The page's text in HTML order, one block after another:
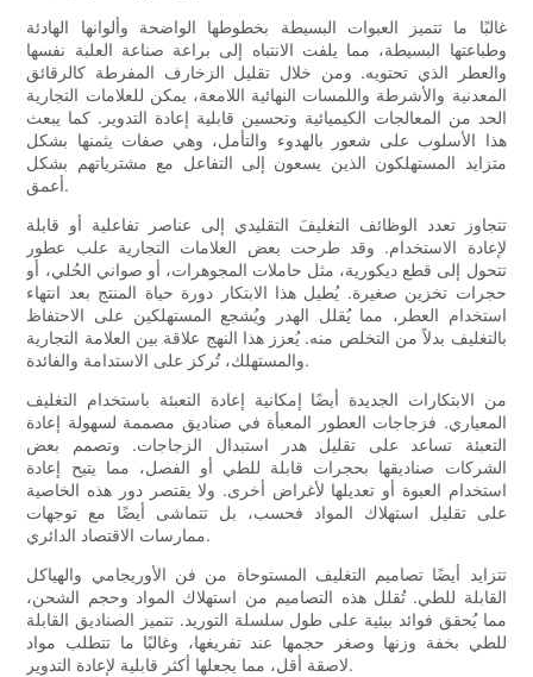
غالبًا ما تتميز العبوات البسيطة بخطوطها الواضحة وألوانها الهادئة
وطباعتها البسيطة، مما يلفت الانتباه إلى براعة صناعة العلبة نفسها
والعطر الذي تحتويه. ومن خلال تقليل الزخارف المفرطة كالرقائق
المعدنية والأشرطة واللمسات النهائية اللامعة، يمكن للعلامات التجارية
الحد من المعالجات الكيميائية وتحسين قابلية إعادة التدوير. كما يبعث
هذا الأسلوب على شعور بالهدوء والتأمل، وهي صفات يثمنها بشكل
متزايد المستهلكون الذين يسعون إلى التفاعل مع مشترياتهم بشكل
أعمق.
تتجاوز تعدد الوظائف التغليفَ التقليدي إلى عناصر تفاعلية أو قابلة
لإعادة الاستخدام. وقد طرحت بعض العلامات التجارية علب عطور
تتحول إلى قطع ديكورية، مثل حاملات المجوهرات، أو صواني الحُلي، أو
حجرات تخزين صغيرة. يُطيل هذا الابتكار دورة حياة المنتج بعد انتهاء
استخدام العطر، مما يُقلل الهدر ويُشجع المستهلكين على الاحتفاظ
بالتغليف بدلاً من التخلص منه. يُعزز هذا النهج علاقة بين العلامة التجارية
والمستهلك، تُركز على الاستدامة والفائدة.
من الابتكارات الجديدة أيضًا إمكانية إعادة التعبئة باستخدام التغليف
المعياري. فزجاجات العطور المعبأة في صناديق مصممة لسهولة إعادة
التعبئة تساعد على تقليل هدر استبدال الزجاجات. وتصمم بعض
الشركات صناديقها بحجرات قابلة للطي أو الفصل، مما يتيح إعادة
استخدام العبوة أو تعديلها لأغراض أخرى. ولا يقتصر دور هذه الخاصية
على تقليل استهلاك المواد فحسب، بل تتماشى أيضًا مع توجهات
ممارسات الاقتصاد الدائري.
تتزايد أيضًا تصاميم التغليف المستوحاة من فن الأوريجامي والهياكل
القابلة للطي. تُقلل هذه التصاميم من استهلاك المواد وحجم الشحن،
مما يُحقق فوائد بيئية على طول سلسلة التوريد. تتميز الصناديق القابلة
للطي بخفة وزنها وصغر حجمها عند تفريغها، وغالبًا ما تتطلب مواد
لاصقة أقل، مما يجعلها أكثر قابلية لإعادة التدوير.